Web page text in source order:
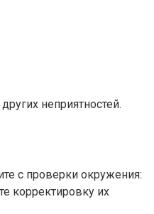
неприятностей.
с проверки окружения:
корректировку их